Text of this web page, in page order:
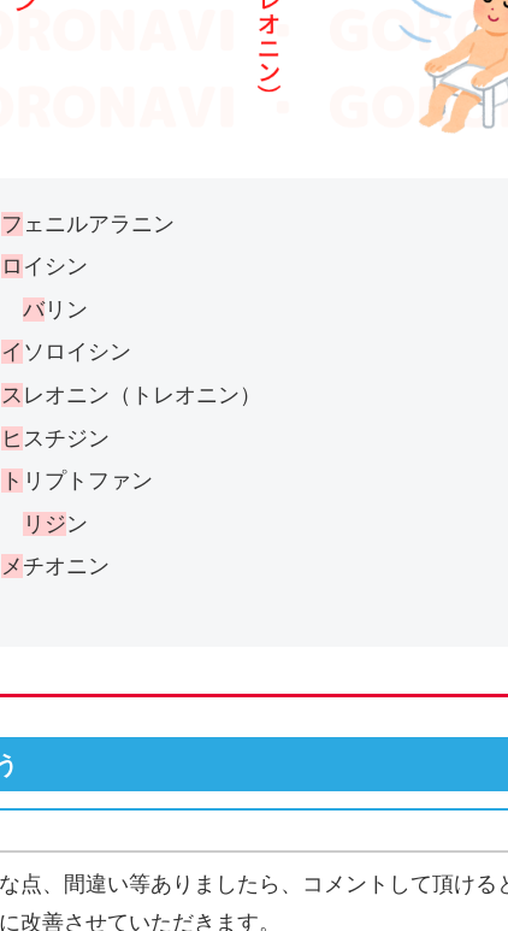
フ ェニルアラニン
ロ イシン
バリン
イ ソロイシン
ス レオニン（トレオニン）
ヒ スチジン
ト リプトファン
リジン
メ チオニン
点、間違い等ありましたら、コメントして頂ける
改善させていただきます。